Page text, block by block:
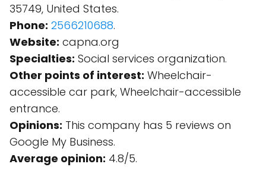
35749, United States.
Phone: 2566210688.
Website: capna.org
Specialties: Social services organization.
Other points of interest: Wheelchair-
accessible car park, Wheelchair-accessible
entrance.
Opinions: This company has 5 reviews on
Google My Business.
Average opinion: 4.8/5.